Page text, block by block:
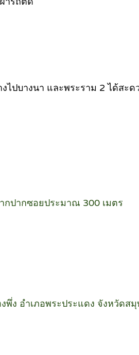
ปบางนา และพระราม 2 ได้สะด
กปากซอยประมาณ 300 เมตร
ง อำเภอพระประแดง จังหวัดสมุ